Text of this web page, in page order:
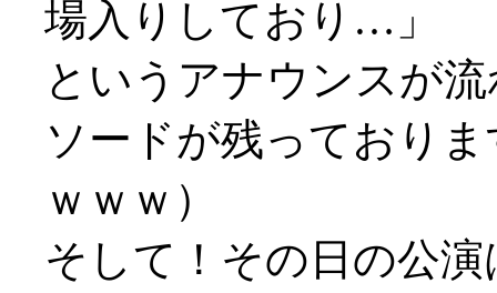
場入りしており…」
というアナウンスが
ソードが残っており
ｗｗｗ）
そして！その日の公